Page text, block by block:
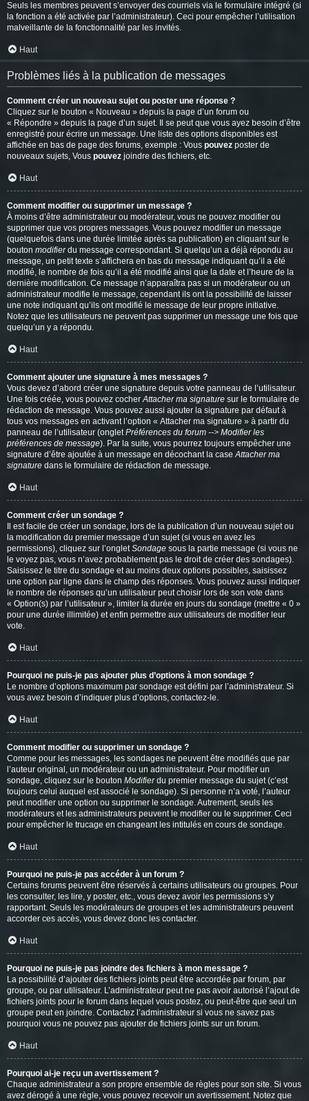
Seuls les membres peuvent s’envoyer des courriels via le formulaire intégré (si
la fonction a été activée par l’administrateur). Ceci pour empêcher l’utilisation
malveillante de la fonctionnalité par les invités.
Haut
Problèmes liés à la publication de messages
Comment créer un nouveau sujet ou poster une réponse ?
Cliquez sur le bouton « Nouveau » depuis la page d’un forum ou
« Répondre » depuis la page d’un sujet. Il se peut que vous ayez besoin d’être
enregistré pour écrire un message. Une liste des options disponibles est
affichée en bas de page des forums, exemple : Vous pouvez poster de
nouveaux sujets, Vous pouvez joindre des fichiers, etc.
Haut
Comment modifier ou supprimer un message ?
À moins d’être administrateur ou modérateur, vous ne pouvez modifier ou
supprimer que vos propres messages. Vous pouvez modifier un message
(quelquefois dans une durée limitée après sa publication) en cliquant sur le
bouton modifierdu message correspondant. Si quelqu’un a déjà répondu au
message, un petit texte s’affichera en bas du message indiquant qu’il a été
modifié, le nombre de fois qu’il a été modifié ainsi que la date et l’heure de la
dernière modification. Ce message n’apparaîtra pas si un modérateur ou un
administrateur modifie le message, cependant ils ont la possibilité de laisser
une note indiquant qu’ils ont modifié le message de leur propre initiative.
Notez que les utilisateurs ne peuvent pas supprimer un message une fois que
quelqu’un y a répondu.
Haut
Comment ajouter une signature à mes messages ?
Vous devez d’abord créer une signature depuis votre panneau de l’utilisateur.
Une fois créée, vous pouvez cocherAttacher ma signature sur le formulaire de
rédaction de message. Vous pouvez aussi ajouter la signature par défaut à
tous vos messages en activant l’option « Attacher ma signature » à partir du
panneau de l’utilisateur (ongletPréférences du forum --> Modifier les
préférences de message). Par la suite, vous pourrez toujours empêcher une
signature d’être ajoutée à un message en décochant la caseAttacher ma
signature dans le formulaire de rédaction de message.
Haut
Comment créer un sondage ?
Il est facile de créer un sondage, lors de la publication d’un nouveau sujet ou
la modification du premier message d’un sujet (si vous en avez les
permissions), cliquez sur l’ongletSondage sous la partie message (si vous ne
le voyez pas, vous n’avez probablement pas le droit de créer des sondages).
Saisissez le titre du sondage et au moins deux options possibles, saisissez
une option par ligne dans le champ des réponses. Vous pouvez aussi indiquer
le nombre de réponses qu’un utilisateur peut choisir lors de son vote dans
« Option(s) par l’utilisateur », limiter la durée en jours du sondage (mettre « 0 »
pour une durée illimitée) et enfin permettre aux utilisateurs de modifier leur
vote.
Haut
Pourquoi ne puis-je pas ajouter plus d’options à mon sondage ?
Le nombre d’options maximum par sondage est défini par l’administrateur. Si
vous avez besoin d’indiquer plus d’options, contactez-le.
Haut
Comment modifier ou supprimer un sondage ?
Comme pour les messages, les sondages ne peuvent être modifiés que par
l’auteur original, un modérateur ou un administrateur. Pour modifier un
sondage, cliquez sur le bouton Modifierdu premier message du sujet (c’est
toujours celui auquel est associé le sondage). Si personne n’a voté, l’auteur
peut modifier une option ou supprimer le sondage. Autrement, seuls les
modérateurs et les administrateurs peuvent le modifier ou le supprimer. Ceci
pour empêcher le trucage en changeant les intitulés en cours de sondage.
Haut
Pourquoi ne puis-je pas accéder à un forum ?
Certains forums peuvent être réservés à certains utilisateurs ou groupes. Pour
les consulter, les lire, y poster, etc., vous devez avoir les permissions s’y
rapportant. Seuls les modérateurs de groupes et les administrateurs peuvent
accorder ces accès, vous devez donc les contacter.
Haut
Pourquoi ne puis-je pas joindre des fichiers à mon message ?
La possibilité d’ajouter des fichiers joints peut être accordée par forum, par
groupe, ou par utilisateur. L’administrateur peut ne pas avoir autorisé l’ajout de
fichiers joints pour le forum dans lequel vous postez, ou peut-être que seul un
groupe peut en joindre. Contactez l’administrateur si vous ne savez pas
pourquoi vous ne pouvez pas ajouter de fichiers joints sur un forum.
Haut
Pourquoi ai-je reçu un avertissement ?
Chaque administrateur a son propre ensemble de règles pour son site. Si vous
avez dérogé à une règle, vous pouvez recevoir un avertissement. Notez que